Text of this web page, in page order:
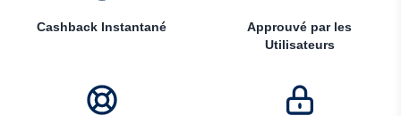
Cashback Instantané
Approuvé par les
Utilisateurs